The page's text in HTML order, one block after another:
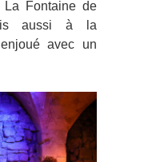
Fontaine de
aussi à la
avec un